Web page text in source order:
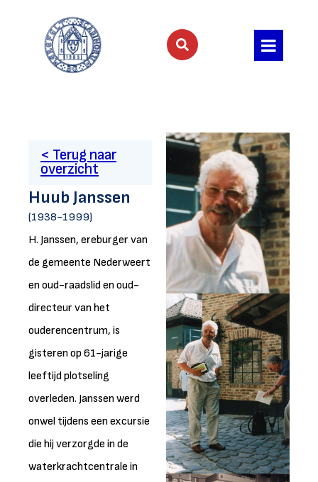
< Terug naar
overzicht
Huub Janssen
(1938-1999)
H. Janssen, ereburger van
de gemeente Nederweert
en oud-raadslid en oud-
directeur van het
ouderencentrum, is
gisteren op 61-jarige
leeftijd plotseling
overleden. Janssen werd
onwel tijdens een excursie
die hij verzorgde in de
waterkrachtcentrale in